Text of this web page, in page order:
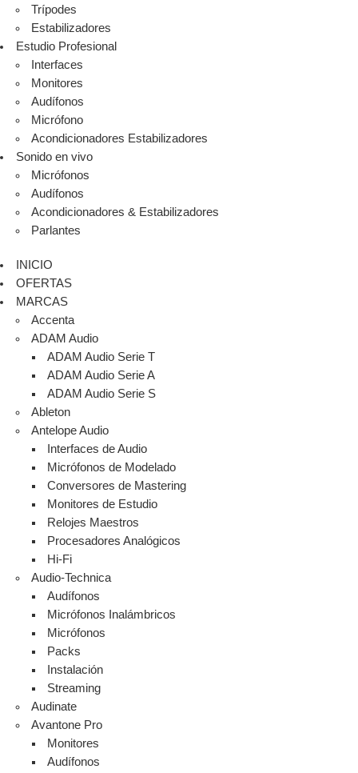
Trípodes
Estabilizadores
Estudio Profesional
Interfaces
Monitores
Audífonos
Micrófono
Acondicionadores Estabilizadores
Sonido en vivo
Micrófonos
Audífonos
Acondicionadores & Estabilizadores
Parlantes
INICIO
OFERTAS
MARCAS
Accenta
ADAM Audio
ADAM Audio Serie T
ADAM Audio Serie A
ADAM Audio Serie S
Ableton
Antelope Audio
Interfaces de Audio
Micrófonos de Modelado
Conversores de Mastering
Monitores de Estudio
Relojes Maestros
Procesadores Analógicos
Hi-Fi
Audio-Technica
Audífonos
Micrófonos Inalámbricos
Micrófonos
Packs
Instalación
Streaming
Audinate
Avantone Pro
Monitores
Audífonos